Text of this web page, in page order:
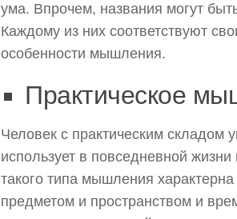
ума. Впрочем, названия могут
Каждому из них соответствуют
особенности мышления.
Практическое
Человек с практическим складом
использует в повседневной
такого типа мышления
предметом и пространством и